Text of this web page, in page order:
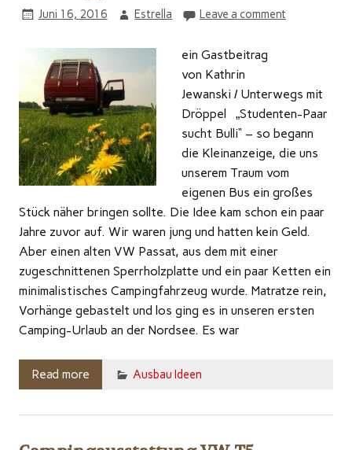
Juni 16, 2016 Estrella Leave a comment
ein Gastbeitrag
von Kathrin
Jewanski / Unterwegs mit
Dröppel „Studenten-Paar
sucht Bulli“ – so begann
die Kleinanzeige, die uns
unserem Traum vom
eigenen Bus ein großes
Stück näher bringen sollte. Die Idee kam schon ein paar
Jahre zuvor auf. Wir waren jung und hatten kein Geld.
Aber einen alten VW Passat, aus dem mit einer
zugeschnittenen Sperrholzplatte und ein paar Ketten ein
minimalistisches Campingfahrzeug wurde. Matratze rein,
Vorhänge gebastelt und los ging es in unseren ersten
Camping-Urlaub an der Nordsee. Es war
Read more Ausbau Ideen